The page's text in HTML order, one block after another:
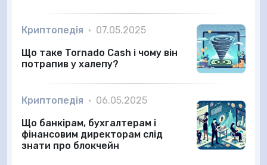
Криптопедія • 07.05.2025
Що таке Tornado Cash і чому він
потрапив у халепу?
Криптопедія • 06.05.2025
Що банкірам, бухгалтерам і
фінансовим директорам слід
знати про блокчейн